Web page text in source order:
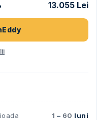
13.055 Lei
1 – 60 luni